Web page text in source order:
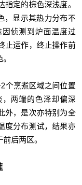
定的棕色深浅度。
，显示其热力分布不
侦测到炉面温度过
止运作，终止操作前
个烹煮区域之间位置
两端的色泽却偏深
外，是次亦特别为全
度分布测试，结果亦
后两区。